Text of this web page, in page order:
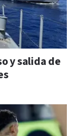
y salida de